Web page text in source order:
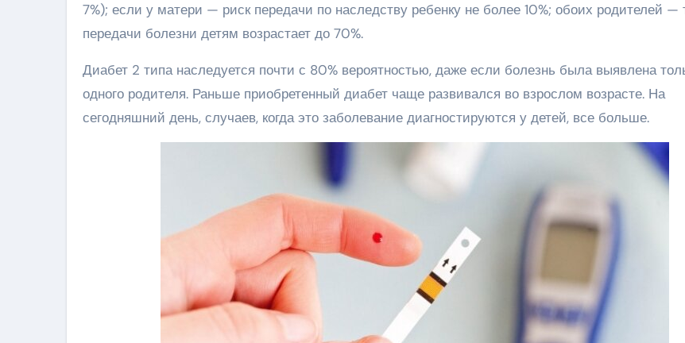
7%); если у матери — риск передачи по наследству ребенку не более 10%; обоих родителей —
передачи болезни детям возрастает до 70%.
Диабет 2 типа наследуется почти с 80% вероятностью, даже если болезнь была выявлена
одного родителя. Раньше приобретенный диабет чаще развивался во взрослом возрасте. На
сегодняшний день, случаев, когда это заболевание диагностируются у детей, все больше.